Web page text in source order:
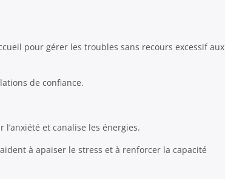
pour gérer les troubles sans recours excessif aux
de confiance.
l’anxiété et canalise les énergies.
à apaiser le stress et à renforcer la capacité